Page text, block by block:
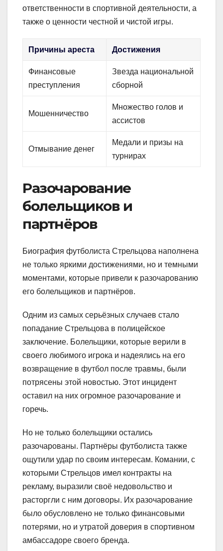
ответственности в спортивной деятельности, а
также о ценности честной и чистой игры.
Причины ареста Достижения
Финансовые
преступления
Звезда национальной
сборной
Мошенничество
Множество голов и
ассистов
Отмывание денег
Медали и призы на
турнирах
Разочарование
болельщиков и
партнёров
Биография футболиста Стрельцова наполнена
не только яркими достижениями, но и темными
моментами, которые привели к разочарованию
его болельщиков и партнёров.
Одним из самых серьёзных случаев стало
попадание Стрельцова в полицейское
заключение. Болельщики, которые верили в
своего любимого игрока и надеялись на его
возвращение в футбол после травмы, были
потрясены этой новостью. Этот инцидент
оставил на них огромное разочарование и
горечь.
Но не только болельщики остались
разочарованы. Партнёры футболиста также
ощутили удар по своим интересам. Комании, с
которыми Стрельцов имел контракты на
рекламу, выразили своё недовольство и
расторгли с ним договоры. Их разочарование
было обусловлено не только финансовыми
потерями, но и утратой доверия в спортивном
амбассадоре своего бренда.